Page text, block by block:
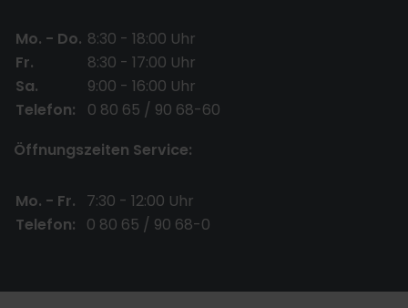
Mo. - Do. 8:30 - 18:00 Uhr
Fr.
8:30 - 17:00 Uhr
Sa.
9:00 - 16:00 Uhr
Telefon:
0 80 65 / 90 68-60
Öffnungszeiten Service:
Mo. - Fr.
7:30 - 12:00 Uhr
Telefon:
0 80 65 / 90 68-0